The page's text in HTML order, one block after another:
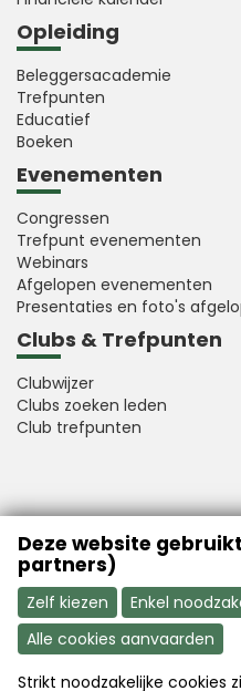
Opleiding
Beleggersacademie
Trefpunten
Educatief
Boeken
Evenementen
Congressen
Trefpunt evenementen
Webinars
Afgelopen evenementen
Presentaties en foto's
Clubs & Trefpunten
Clubwijzer
Clubs zoeken leden
Club trefpunten
VFB is a
Deze website
partners)
Zelf kiezen
Enkel
Alle cookies aanvaarden
Strikt noodzakelijke cookies